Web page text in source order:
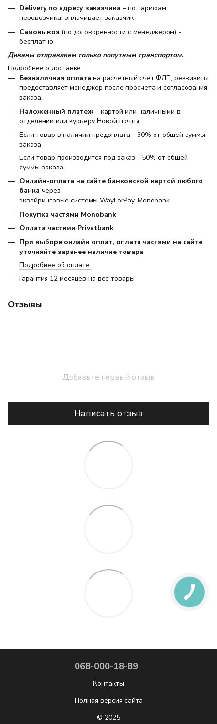
Delivery по адресу заказчика – по тарифам
перевозчика, оплачивает заказчик
Самовывоз (по договоренности с менеджером) -
бесплатно.
Диваны отправляем только попутным транспортом.
Подробнее о доставке
Безналичная оплата на расчетный счет ФЛП, реквизиты
предоставляет менеджер после просчета и согласования
заказа.
Наложенный платеж – картой или наличными в
отделении или курьеру Новой почты
Если товар в наличии предоплата - 30% от общей суммы
заказа
Если товар производится под заказ - 50% от общей
суммы заказа
Онлайн-оплата на сайте банковской картой любого
банка через
эквайринговые системы WayForPay, Monobank
Покупка частями Monobank
Оплата частями Privatbank
При выборе онлайн оплат, оплата частями на сайте
уточняйте заранее наличие товара
Подробнее об оплате
Гарантия 12 месяцев на все товары
Отзывы
Добавьте первый отзыв
Написать отзыв
068-000-18-89
Контакты
Полная версия сайта
© 2025